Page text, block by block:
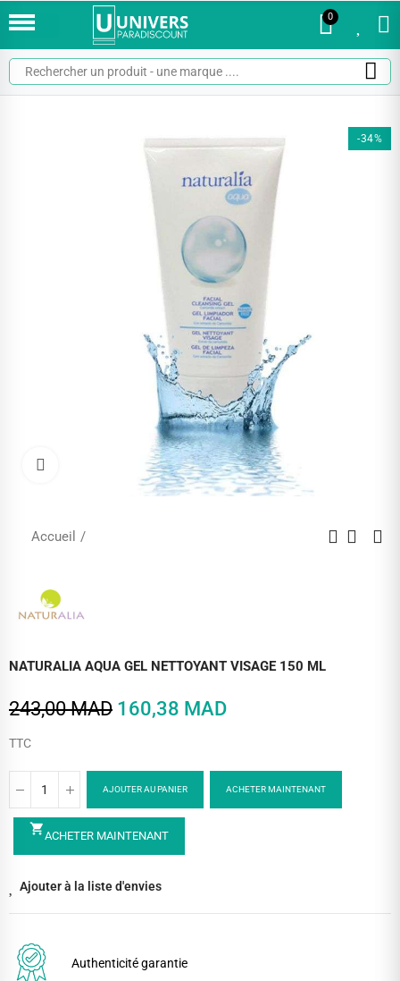
0
-34%
Cliquez pour agrandir
Accueil
NATURALIA AQUA GEL NETTOYANT VISAGE 150 ML
243,00 MAD 160,38 MAD
TTC
AJOUTER AU PANIER ACHETER MAINTENANT
shopping_cartACHETER MAINTENANT
Ajouter à la liste d'envies
Authenticité garantie